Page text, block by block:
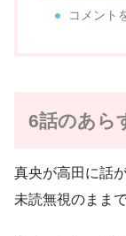
コメント
6話のあら
真央が高田に話
未読無視のままで